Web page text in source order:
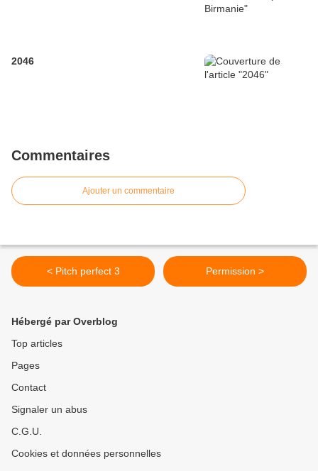
2046
Commentaires
Ajouter un commentaire
< Pitch perfect 3 Permission >
Hébergé par Overblog
Top articles
Pages
Contact
Signaler un abus
C.G.U.
Cookies et données personnelles